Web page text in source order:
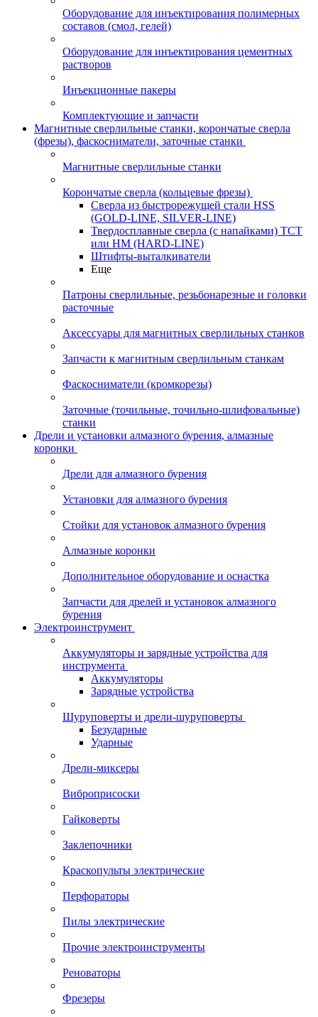
Оборудование для инъектирования полимерных
составов (смол, гелей)
Оборудование для инъектирования цементных
растворов
Инъекционные пакеры
Комплектующие и запчасти
Магнитные сверлильные станки, корончатые сверла
(фрезы), фаскосниматели, заточные станки
Магнитные сверлильные станки
Корончатые сверла (кольцевые фрезы)
Сверла из быстрорежущей стали HSS
(GOLD-LINE, SILVER-LINE)
Твердосплавные сверла (с напайками) ТСТ
или HM (HARD-LINE)
Штифты-выталкиватели
Еще
Патроны сверлильные, резьбонарезные и головки
расточные
Аксессуары для магнитных сверлильных станков
Запчасти к магнитным сверлильным станкам
Фаскосниматели (кромкорезы)
Заточные (точильные, точильно-шлифовальные)
станки
Дрели и установки алмазного бурения, алмазные
коронки
Дрели для алмазного бурения
Установки для алмазного бурения
Стойки для установок алмазного бурения
Алмазные коронки
Дополнительное оборудование и оснастка
Запчасти для дрелей и установок алмазного
бурения
Электроинструмент
Аккумуляторы и зарядные устройства для
инструмента
Аккумуляторы
Зарядные устройства
Шуруповерты и дрели-шуруповерты
Безударные
Ударные
Дрели-миксеры
Виброприсоски
Гайковерты
Заклепочники
Краскопульты электрические
Перфораторы
Пилы электрические
Прочие электроинструменты
Реноваторы
Фрезеры